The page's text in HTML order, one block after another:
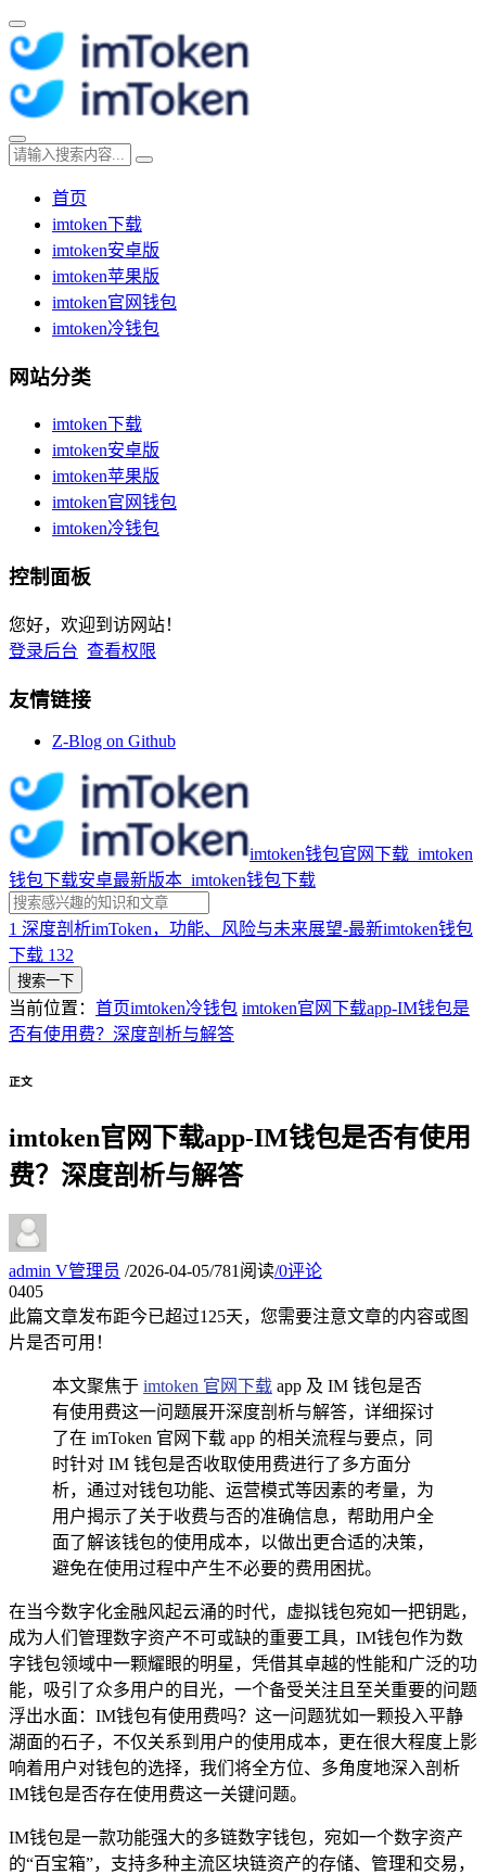
首页
imtoken下载
imtoken安卓版
imtoken苹果版
imtoken官网钱包
imtoken冷钱包
网站分类
imtoken下载
imtoken安卓版
imtoken苹果版
imtoken官网钱包
imtoken冷钱包
控制面板
您好，欢迎到访网站！
登录后台 查看权限
友情链接
Z-Blog on Github
imtoken钱包官网下载_imtoken
钱包下载安卓最新版本_imtoken钱包下载
1 深度剖析imToken，功能、风险与未来展望-最新imtoken钱包
下载 132
搜索一下
当前位置： 首页imtoken冷钱包 imtoken官网下载app-IM钱包是
否有使用费？深度剖析与解答
正文
imtoken官网下载app-IM钱包是否有使用
费？深度剖析与解答
admin V管理员 /2026-04-05/781阅读/0评论
0405
此篇文章发布距今已超过125天，您需要注意文章的内容或图
片是否可用！
本文聚焦于 imtoken 官网下载 app 及 IM 钱包是否
有使用费这一问题展开深度剖析与解答，详细探讨
了在 imToken 官网下载 app 的相关流程与要点，同
时针对 IM 钱包是否收取使用费进行了多方面分
析，通过对钱包功能、运营模式等因素的考量，为
用户揭示了关于收费与否的准确信息，帮助用户全
面了解该钱包的使用成本，以做出更合适的决策，
避免在使用过程中产生不必要的费用困扰。
在当今数字化金融风起云涌的时代，虚拟钱包宛如一把钥匙，
成为人们管理数字资产不可或缺的重要工具，IM钱包作为数
字钱包领域中一颗耀眼的明星，凭借其卓越的性能和广泛的功
能，吸引了众多用户的目光，一个备受关注且至关重要的问题
浮出水面：IM钱包有使用费吗？这一问题犹如一颗投入平静
湖面的石子，不仅关系到用户的使用成本，更在很大程度上影
响着用户对钱包的选择，我们将全方位、多角度地深入剖析
IM钱包是否存在使用费这一关键问题。
IM钱包是一款功能强大的多链数字钱包，宛如一个数字资产
的“百宝箱”，支持多种主流区块链资产的存储、管理和交易，